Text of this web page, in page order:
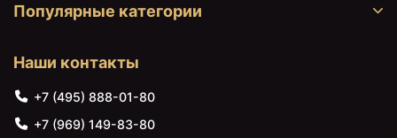
Популярные категории
Наши контакты
+7 (495) 888-01-80
+7 (969) 149-83-80